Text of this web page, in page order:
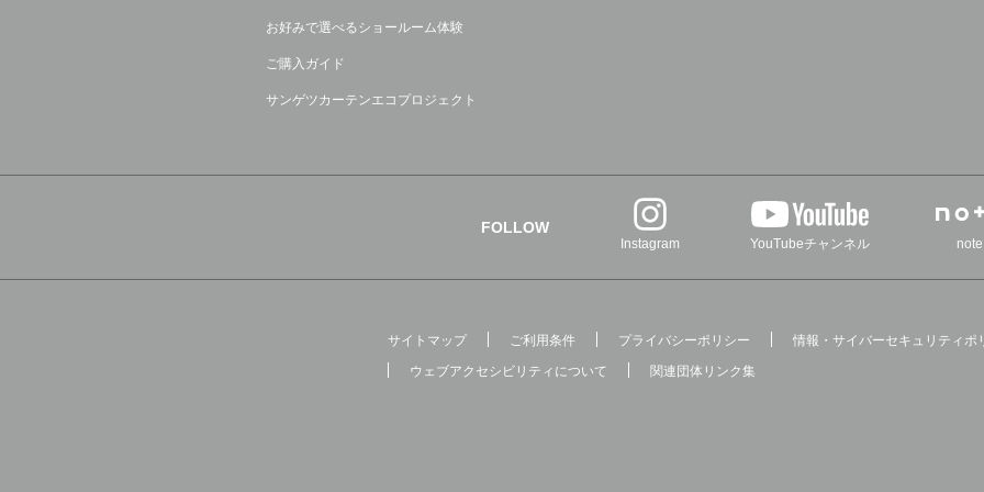
お好みで選べるショールーム体験
ご購入ガイド
サンゲツカーテンエコプロジェクト
FOLLOW
Instagram YouTubeチャンネル note
サイトマップ ご利用条件 プライバシーポリシー
情報・サイバーセキュリティポ
ウェブアクセシビリティについて
関連団体リンク集